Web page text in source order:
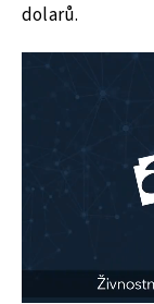
dolarů.